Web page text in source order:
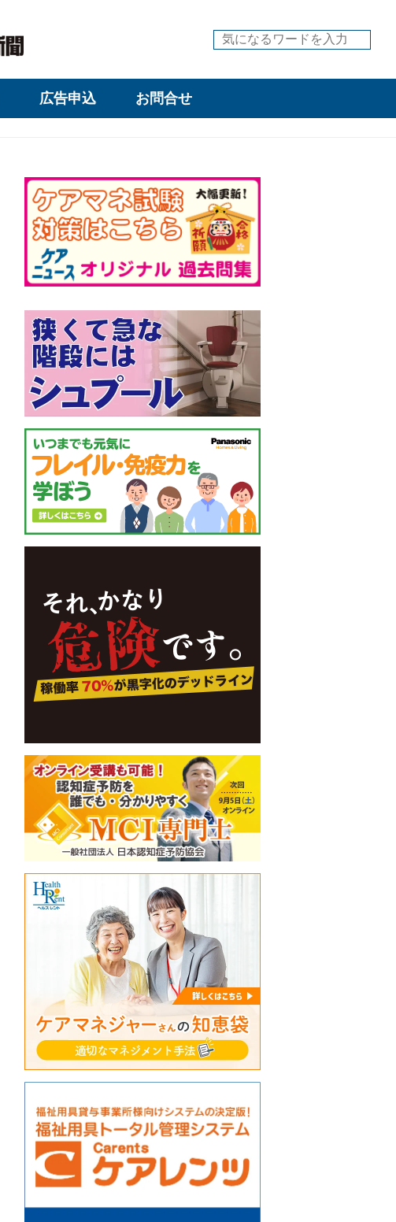
広告申込 お問合せ